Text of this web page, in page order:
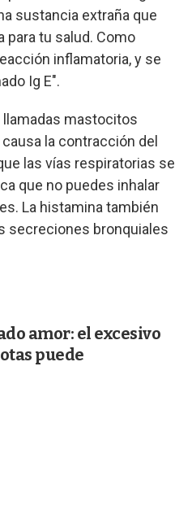
sustancia extraña que
para tu salud. Como
inflamatoria, y se
Ig E".
llamadas mastocitos
la contracción del
las vías respiratorias se
que no puedes inhalar
La histamina también
secreciones bronquiales
amor: el excesivo
puede